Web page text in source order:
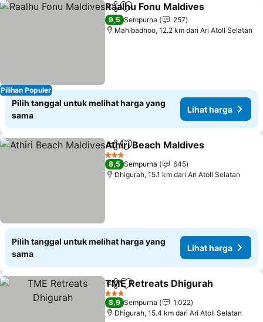
Pilihan Populer
BagikanTambahkan ke favorit
Raalhu Fonu Maldives
9,5 Sempurna
257
Mahibadhoo, 12.2 km dari Ari Atoll Selatan
Pilih tanggal untuk melihat harga yang
sama
Lihat harga
BagikanTambahkan ke favorit
Athiri Beach Maldives
3 Bintang
8,5 Sempurna
645
Dhigurah, 15.1 km dari Ari Atoll Selatan
Pilih tanggal untuk melihat harga yang
sama
Lihat harga
BagikanTambahkan ke favorit
TME Retreats Dhigurah
3 Bintang
8,9 Sempurna
1.022
Dhigurah, 15.4 km dari Ari Atoll Selatan